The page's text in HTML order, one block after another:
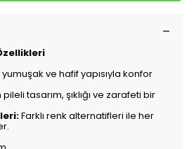
ve hafif yapısıyla konfor
tasarım, şıklığı ve zarafeti bir
Farklı renk alternatifleri ile her